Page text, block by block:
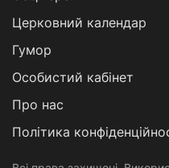
Церковний календар
Гумор
Особистий кабінет
Про нас
Політика